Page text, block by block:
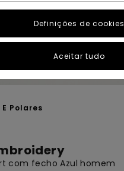
Polares
com fecho Azul homem
Definições de cookies
Aceitar tudo